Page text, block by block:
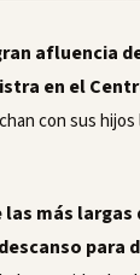
afluencia
en el
con sus hijos
las más
para